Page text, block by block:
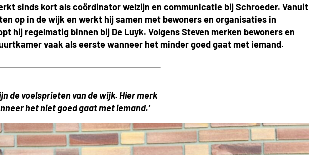
sinds kort als coördinator welzijn en communicatie bij Schroeder. Vanuit
op in de wijk en werkt hij samen met bewoners en organisaties in
hij regelmatig binnen bij De Luyk. Volgens Steven merken bewoners en
vaak als eerste wanneer het minder goed gaat met iemand.
de voelsprieten van de wijk. Hier merk
het niet goed gaat met iemand.’